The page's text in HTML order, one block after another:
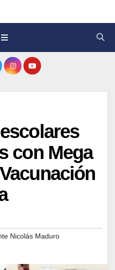
con Mega
Nicolás Maduro